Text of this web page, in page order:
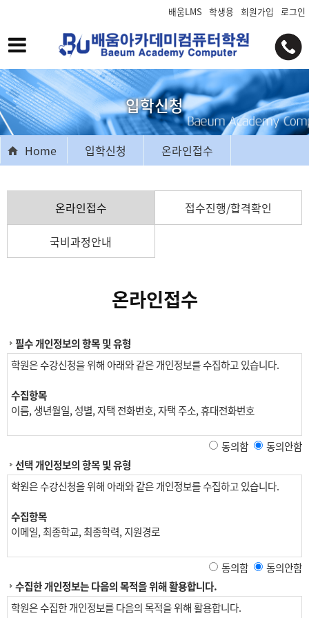
배움LMS 학생용 회원가입 로그인
입학신청
Home 입학신청 온라인접수
온라인접수 접수진행/합격확인
국비과정안내
온라인접수
필수 개인정보의 항목 및 유형
학원은 수강신청을 위해 아래와 같은 개인정보를 수집하고 있습니다.
수집항목
이름, 생년월일, 성별, 자택 전화번호, 자택 주소, 휴대전화번호
재직자 교육
위 수집항목 포함, 사업장명, 사업장 대표자, 업태, 종목, 사업장 전화, 팩
스번호, 사업장 주소, 상시근로자 수, 수강료 환급 계좌정보
홈페이지(수강신청)
동의함
동의안함
선택 개인정보의 항목 및 유형
학원은 수강신청을 위해 아래와 같은 개인정보를 수집하고 있습니다.
수집항목
이메일, 최종학교, 최종학력, 지원경로
동의함
동의안함
수집한 개인정보는 다음의 목적을 위해 활용합니다.
학원은 수집한 개인정보를 다음의 목적을 위해 활용합니다.